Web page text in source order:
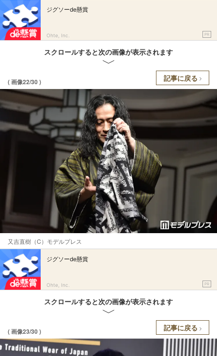
ジグソーde懸賞
Ohte, Inc. PR
スクロールすると次の画像が表示されます
( 画像22/30 ) 記事に戻る
又吉直樹（C）モデルプレス
ジグソーde懸賞
Ohte, Inc. PR
スクロールすると次の画像が表示されます
( 画像23/30 ) 記事に戻る